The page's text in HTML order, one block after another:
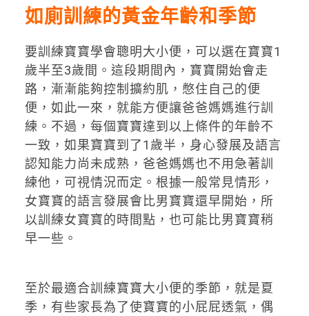
如廁訓練的黃金年齡和季節
要訓練寶寶學會聰明大小便，可以選在寶寶1
歲半至3歲間。這段期間內，寶寶開始會走
路，漸漸能夠控制擴約肌，憋住自己的便
便，如此一來，就能方便讓爸爸媽媽進行訓
練。不過，每個寶寶達到以上條件的年齡不
一致，如果寶寶到了1歲半，身心發展及語言
認知能力尚未成熟，爸爸媽媽也不用急著訓
練他，可視情況而定。根據一般常見情形，
女寶寶的語言發展會比男寶寶還早開始，所
以訓練女寶寶的時間點，也可能比男寶寶稍
早一些。
至於最適合訓練寶寶大小便的季節，就是夏
季，有些家長為了使寶寶的小屁屁透氣，偶